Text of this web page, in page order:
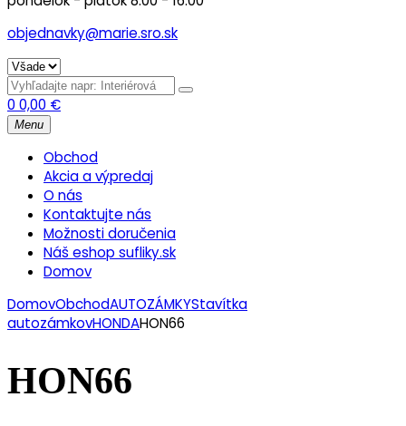
objednavky@marie.sro.sk
0 0,00 €
Menu
Obchod
Akcia a výpredaj
O nás
Kontaktujte nás
Možnosti doručenia
Náš eshop sufliky.sk
Domov
DomovObchodAUTOZÁMKYStavítka
autozámkovHONDAHON66
HON66